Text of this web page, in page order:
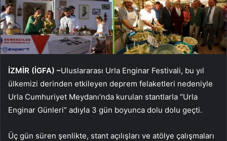
İZMİR (İGFA) –Uluslararası Urla Enginar Festivali, bu yıl
ülkemizi derinden etkileyen deprem felaketleri nedeniyle
Urla Cumhuriyet Meydanı’nda kurulan stantlarla “Urla
Enginar Günleri” adıyla 3 gün boyunca dolu dolu geçti.
Üç gün süren şenlikte, stant açılışları ve atölye çalışmaları